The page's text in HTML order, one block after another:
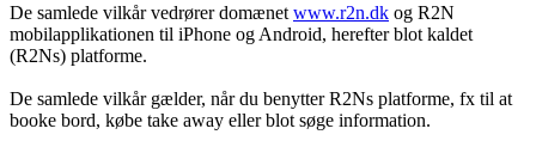
De samlede vilkår vedrører domænet www.r2n.dk og R2N
mobilapplikationen til iPhone og Android, herefter blot kaldet
(R2Ns) platforme.
De samlede vilkår gælder, når du benytter R2Ns platforme, fx til at
booke bord, købe take away eller blot søge information.